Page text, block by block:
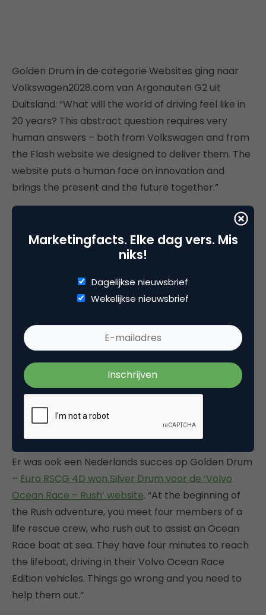
Golden Drum in de categorie Websites ging naar
Volkswagen2028.com van Argonauten G2 uit
Duitsland: “What will the world of driving feel like in
20 years? This abstract question requires very
human answers – both from Volkswagen and from
the Flash website we designed to deliver them. The
website puts a human face on innovation and
brings the present and the future together.”
Er was ook een Nederlands succes op Golden Drum
– Euro RSCG 4D won Silver Drum voor de ‘Volvo
Ocean Race – Rush’ website. “At the beginning of
the Rush adventure, you meet four members of a
life rescue crew, who rush out to assist an Ocean
Race boat at sea. They have four minutes to reach
the lifeboat, driving in their Volvo Ocean Race
Edition vehicles. Things go wrong and you need to
help them out.”
Marketingfacts. Elke dag vers. Mis
niks!
Dagelijkse nieuwsbrief
Wekelijkse nieuwsbrief